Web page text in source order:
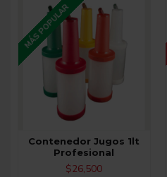
MÁS POPULAR
Contenedor Jugos 1lt
Profesional
$26,500